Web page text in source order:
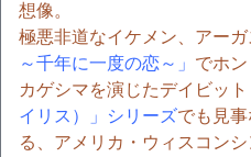
想像。
極悪非道なイケメン、アー
～千年に一度の恋～」 でホ
カゲシマを演じたデイビット
イリス）」シリーズでも見
る、アメリカ・ウィスコン